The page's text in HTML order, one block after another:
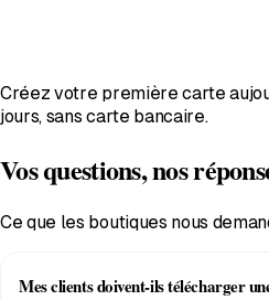
Créez votre première carte
jours, sans carte bancaire.
Vos questions, nos
Ce que les boutiques nous
Mes clients doivent-ils télécharger